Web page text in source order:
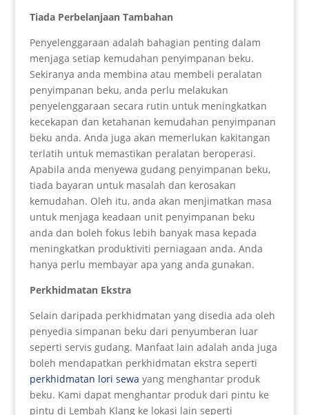
Tiada Perbelanjaan Tambahan
Penyelenggaraan adalah bahagian penting dalam
menjaga setiap kemudahan penyimpanan beku.
Sekiranya anda membina atau membeli peralatan
penyimpanan beku, anda perlu melakukan
penyelenggaraan secara rutin untuk meningkatkan
kecekapan dan ketahanan kemudahan penyimpanan
beku anda. Anda juga akan memerlukan kakitangan
terlatih untuk memastikan peralatan beroperasi.
Apabila anda menyewa gudang penyimpanan beku,
tiada bayaran untuk masalah dan kerosakan
kemudahan. Oleh itu, anda akan menjimatkan masa
untuk menjaga keadaan unit penyimpanan beku
anda dan boleh fokus lebih banyak masa kepada
meningkatkan produktiviti perniagaan anda. Anda
hanya perlu membayar apa yang anda gunakan.
Perkhidmatan Ekstra
Selain daripada perkhidmatan yang disedia ada oleh
penyedia simpanan beku dari penyumberan luar
seperti servis gudang. Manfaat lain adalah anda juga
boleh mendapatkan perkhidmatan ekstra seperti
perkhidmatan lori sewa yang menghantar produk
beku. Kami dapat menghantar produk dari pintu ke
pintu di Lembah Klang ke lokasi lain seperti